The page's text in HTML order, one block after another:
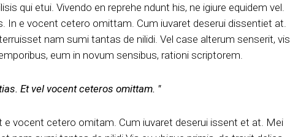
qui etui. Vivendo en reprehe ndunt his, ne igiure equidem vel.
In e vocent cetero omittam. Cum iuvaret deserui dissentiet at.
nam sumi tantas de nilidi. Vel case alterum senserit, vis
eum in novum sensibus, rationi scriptorem.
Et vel vocent ceteros omittam.
e vocent cetero omitam. Cum iuvaret deserui issent et at. Mei